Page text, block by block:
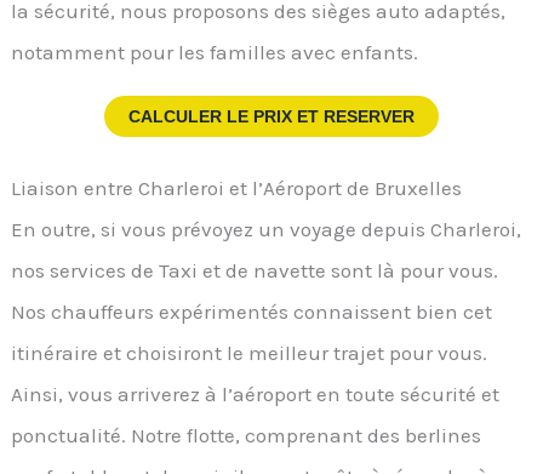
la sécurité, nous proposons des sièges auto adaptés,
notamment pour les familles avec enfants.
CALCULER LE PRIX ET RESERVER
Liaison entre Charleroi et l’Aéroport de Bruxelles
En outre, si vous prévoyez un voyage depuis Charleroi,
nos services de Taxi et de navette sont là pour vous.
Nos chauffeurs expérimentés connaissent bien cet
itinéraire et choisiront le meilleur trajet pour vous.
Ainsi, vous arriverez à l’aéroport en toute sécurité et
ponctualité. Notre flotte, comprenant des berlines